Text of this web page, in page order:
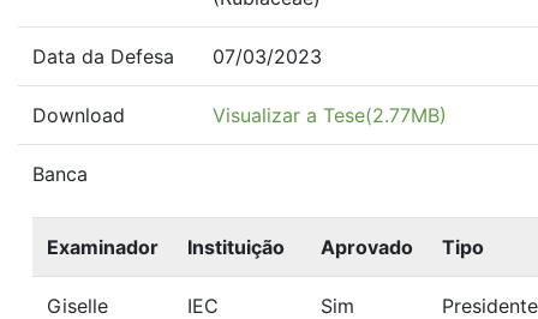
Data da Defesa 07/03/2023
Download Visualizar a Tese(2.77MB)
Banca
Examinador Instituição Aprovado Tipo
Giselle
IEC Sim Presidente